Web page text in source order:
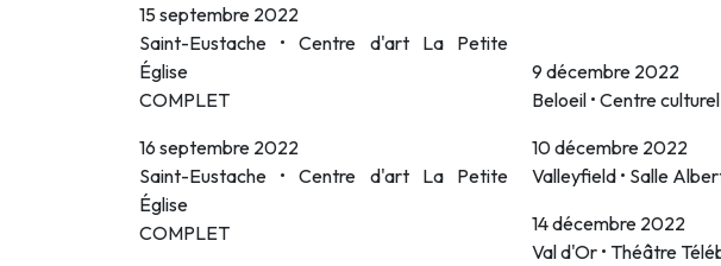
15 septembre 2022
Saint-Eustache • Centre d'art La Petite
Église
COMPLET
16 septembre 2022
Saint-Eustache • Centre d'art La Petite
Église
COMPLET
9 décembre 2022
Beloeil • Centre
10 décembre 2022
Valleyfield • Salle
14 décembre 2022
Val d'Or • Théâtre